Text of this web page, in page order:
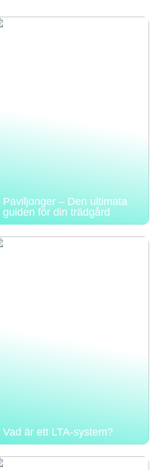
Paviljonger – Den ultimata
guiden för din trädgård
Vad är ett LTA-system?